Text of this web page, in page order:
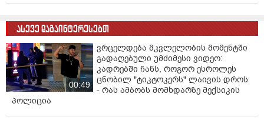
ასევე დაგაინტერესებთ
00:49
ვრცელდება მკვლელობის მომენტში
გადაღებული უმძიმესი ვიდეო:
კადრებში ჩანს, როგორ ესროლეს
ცნობილ "ტიკტოკერს" ლაივის დროს
- რას ამბობს მომხდარზე მექსიკის
პოლიცია